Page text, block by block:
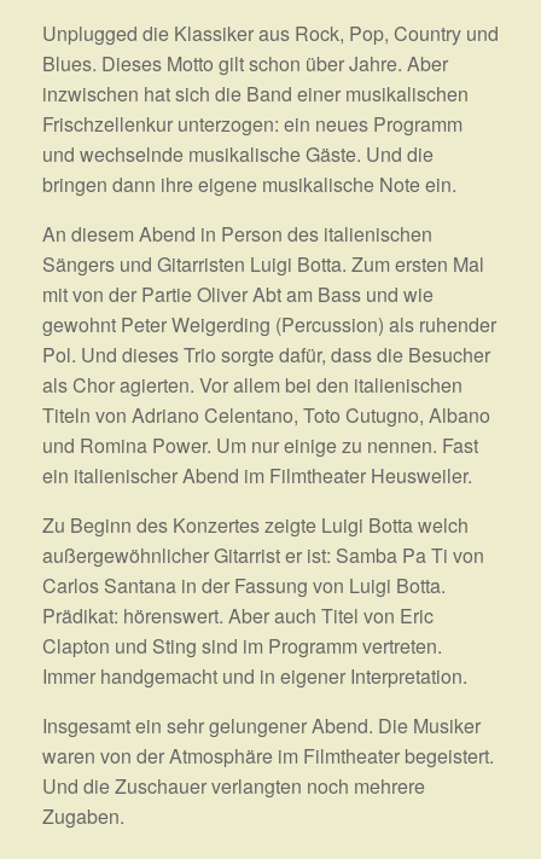
Unplugged die Klassiker aus Rock, Pop, Country und
Blues. Dieses Motto gilt schon über Jahre. Aber
inzwischen hat sich die Band einer musikalischen
Frischzellenkur unterzogen: ein neues Programm
und wechselnde musikalische Gäste. Und die
bringen dann ihre eigene musikalische Note ein.
An diesem Abend in Person des italienischen
Sängers und Gitarristen Luigi Botta. Zum ersten Mal
mit von der Partie Oliver Abt am Bass und wie
gewohnt Peter Weigerding (Percussion) als ruhender
Pol. Und dieses Trio sorgte dafür, dass die Besucher
als Chor agierten. Vor allem bei den italienischen
Titeln von Adriano Celentano, Toto Cutugno, Albano
und Romina Power. Um nur einige zu nennen. Fast
ein italienischer Abend im Filmtheater Heusweiler.
Zu Beginn des Konzertes zeigte Luigi Botta welch
außergewöhnlicher Gitarrist er ist: Samba Pa Ti von
Carlos Santana in der Fassung von Luigi Botta.
Prädikat: hörenswert. Aber auch Titel von Eric
Clapton und Sting sind im Programm vertreten.
Immer handgemacht und in eigener Interpretation.
Insgesamt ein sehr gelungener Abend. Die Musiker
waren von der Atmosphäre im Filmtheater begeistert.
Und die Zuschauer verlangten noch mehrere
Zugaben.